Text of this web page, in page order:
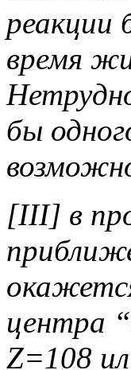
реакции
время
бы
[III] в
центра
Z=108